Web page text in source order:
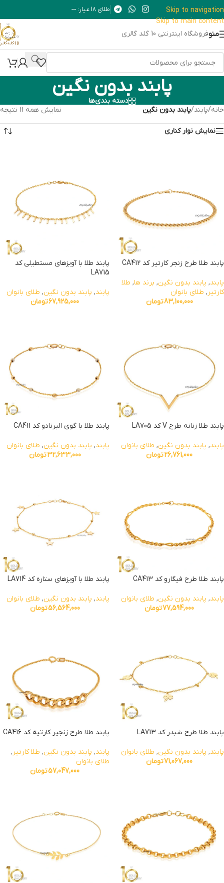
Skip to navigation
Skip to main content
طلای 18 عیار: ---
منوفروشگاه اینترنتی 10 گلد گالری
پابند بدون نگین
دسته بندی‌ها
خانه/پابند/پابند بدون نگین نمایش همه 11 نتیجه
نمایش نوار کناری
پابند طلا طرح زنجر کارتیر کد CA412
پابند, پابند بدون نگین, برند ها, طلا
کارتیر, طلای بانوان
83,100,000تومان
پابند طلا با آویزهای مستطیلی کد
LA715
پابند, پابند بدون نگین, طلای بانوان
67,925,000تومان
پابند طلا زنانه طرح V کد LA705
پابند, پابند بدون نگین, طلای بانوان
26,761,000تومان
پابند طلا با گوی البرنادو کد CA411
پابند, پابند بدون نگین, طلای بانوان
32,633,000تومان
پابند طلا طرح فیگارو کد CA413
پابند, پابند بدون نگین, طلای بانوان
77,594,000تومان
پابند طلا با آویزهای ستاره کد LA714
پابند, پابند بدون نگین, طلای بانوان
56,564,000تومان
پابند طلا طرح شبدر کد LA713
پابند, پابند بدون نگین, طلای بانوان
71,067,000تومان
پابند طلا طرح زنجیر کارتیه کد CA416
پابند, پابند بدون نگین, طلا کارتیر,
طلای بانوان
57,047,000تومان